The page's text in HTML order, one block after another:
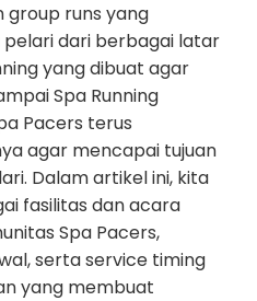
group runs yang
dari berbagai latar
yang dibuat agar
Spa Running
Pacers terus
agar mencapai tujuan
Dalam artikel ini, kita
fasilitas dan acara
Spa Pacers,
serta service timing
yang membuat